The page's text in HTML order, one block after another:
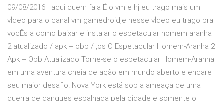
09/08/2016 · aqui quem fala É o vm e hj eu trago mais um
vÍdeo para o canal vm gamedroid,e nesse vÍdeo eu trago pra
vocÊs a como baixar e instalar o espetacular homem aranha
2 atualizado / apk + obb / ,os O Espetacular Homem-Aranha 2
Apk + Obb Atualizado Torne-se o espetacular Homem-Aranha
em uma aventura cheia de ação em mundo aberto e encare
seu maior desafio! Nova York está sob a ameaça de uma
guerra de gangues espalhada pela cidade e somente o